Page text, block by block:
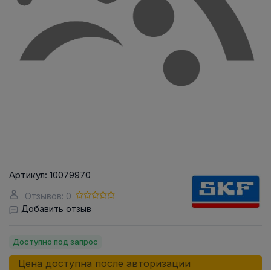
Артикул: 10079970
Отзывов: 0
Добавить отзыв
Доступно под запрос
Цена доступна после авторизации